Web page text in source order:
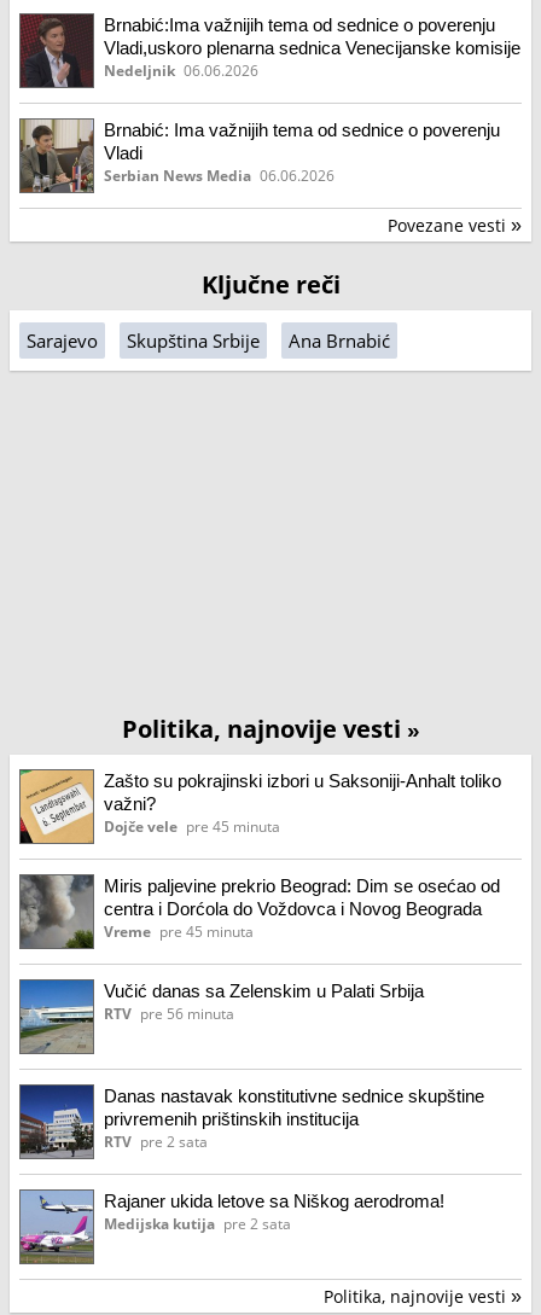
Brnabić:Ima važnijih tema od sednice o poverenju
Vladi,uskoro plenarna sednica Venecijanske komisije
Nedeljnik 06.06.2026
Brnabić: Ima važnijih tema od sednice o poverenju
Vladi
Serbian News Media 06.06.2026
Povezane vesti »
Ključne reči
Sarajevo Skupština Srbije Ana Brnabić
Politika, najnovije vesti »
Zašto su pokrajinski izbori u Saksoniji-Anhalt toliko
važni?
Dojče vele pre 45 minuta
Miris paljevine prekrio Beograd: Dim se osećao od
centra i Dorćola do Voždovca i Novog Beograda
Vreme pre 45 minuta
Vučić danas sa Zelenskim u Palati Srbija
RTV pre 56 minuta
Danas nastavak konstitutivne sednice skupštine
privremenih prištinskih institucija
RTV pre 2 sata
Rajaner ukida letove sa Niškog aerodroma!
Medijska kutija pre 2 sata
Politika, najnovije vesti »